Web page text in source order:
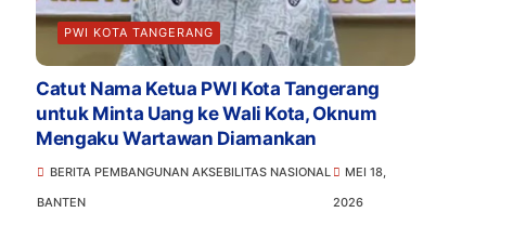
PWI KOTA TANGERANG
Catut Nama Ketua PWI Kota Tangerang
untuk Minta Uang ke Wali Kota, Oknum
Mengaku Wartawan Diamankan
BERITA PEMBANGUNAN AKSEBILITAS NASIONAL
BANTEN
MEI 18,
2026